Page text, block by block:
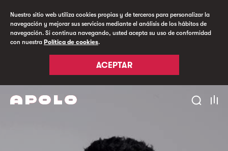
Nuestro sitio web utiliza cookies propias y de terceros para personalizar la
navegación y mejorar sus servicios mediante el análisis de los hábitos de
navegación. Si continua navegando, usted acepta su uso de conformidad
con nuestra Política de cookies.
ACEPTAR